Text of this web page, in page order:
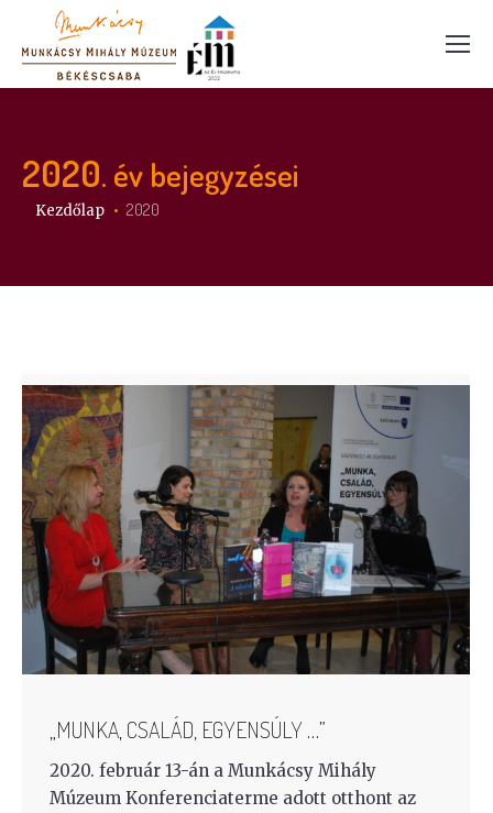
2020. év bejegyzései
Itt vagy:
Kezdőlap 2020
„MUNKA, CSALÁD, EGYENSÚLY …”
2020. február 13-án a Munkácsy Mihály
Múzeum Konferenciaterme adott otthont az